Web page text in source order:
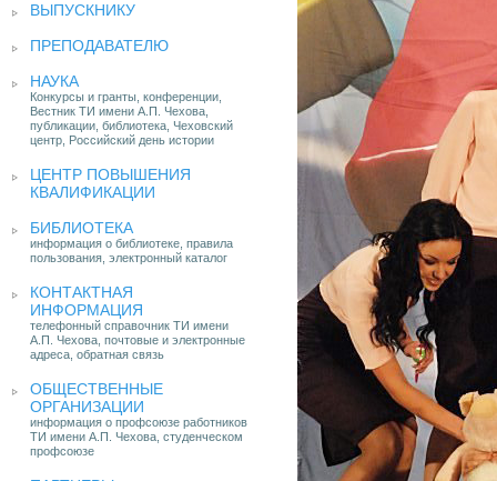
ВЫПУСКНИКУ
ПРЕПОДАВАТЕЛЮ
НАУКА
Конкурсы и гранты, конференции,
Вестник ТИ имени А.П. Чехова,
публикации, библиотека, Чеховский
центр, Российский день истории
ЦЕНТР ПОВЫШЕНИЯ
КВАЛИФИКАЦИИ
БИБЛИОТЕКА
информация о библиотеке, правила
пользования, электронный каталог
КОНТАКТНАЯ
ИНФОРМАЦИЯ
телефонный справочник ТИ имени
А.П. Чехова, почтовые и электронные
адреса, обратная связь
ОБЩЕСТВЕННЫЕ
ОРГАНИЗАЦИИ
информация о профсоюзе работников
ТИ имени А.П. Чехова, студенческом
профсоюзе